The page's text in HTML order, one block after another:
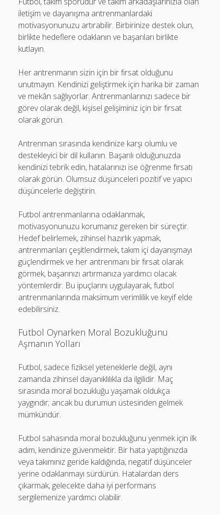
iletişim ve dayanışma antrenmanlardaki
motivasyonunuzu artırabilir. Birbirinize destek olun,
birlikte hedeflere odaklanın ve başarıları birlikte
kutlayın.
Her antrenmanın sizin için bir fırsat olduğunu
unutmayın. Kendinizi geliştirmek için harika bir zaman
ve mekân sağlıyorlar. Antrenmanlarınızı sadece bir
görev olarak değil, kişisel gelişiminiz için bir fırsat
olarak görün.
Antrenman sırasında kendinize karşı olumlu ve
destekleyici bir dil kullanın. Başarılı olduğunuzda
kendinizi tebrik edin, hatalarınızı ise öğrenme fırsatı
olarak görün. Olumsuz düşünceleri pozitif ve yapıcı
düşüncelerle değiştirin.
Futbol antrenmanlarına odaklanmak,
motivasyonunuzu korumanız gereken bir süreçtir.
Hedef belirlemek, zihinsel hazırlık yapmak,
antrenmanları çeşitlendirmek, takım içi dayanışmayı
güçlendirmek ve her antrenmanı bir fırsat olarak
görmek, başarınızı artırmanıza yardımcı olacak
yöntemlerdir. Bu ipuçlarını uygulayarak, futbol
antrenmanlarında maksimum verimlilik ve keyif elde
edebilirsiniz.
Futbol Oynarken Moral Bozukluğunu
Aşmanın Yolları
Futbol, sadece fiziksel yeteneklerle değil, aynı
zamanda zihinsel dayanıklılıkla da ilgilidir. Maç
sırasında moral bozukluğu yaşamak oldukça
yaygındır; ancak bu durumun üstesinden gelmek
mümkündür.
Futbol sahasında moral bozukluğunu yenmek için ilk
adım, kendinize güvenmektir. Bir hata yaptığınızda
veya takımınız geride kaldığında, negatif düşünceler
yerine odaklanmayı sürdürün. Hatalardan ders
çıkarmak, gelecekte daha iyi performans
sergilemenize yardımcı olabilir.